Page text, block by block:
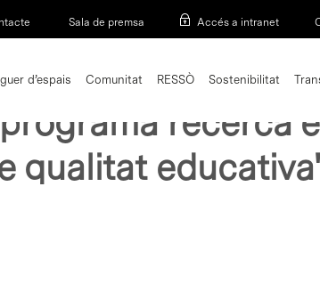
Sala de premsa Accés a intranet
d’espais Comunitat RESSÒ Sostenibilitat
recerca
qualitat